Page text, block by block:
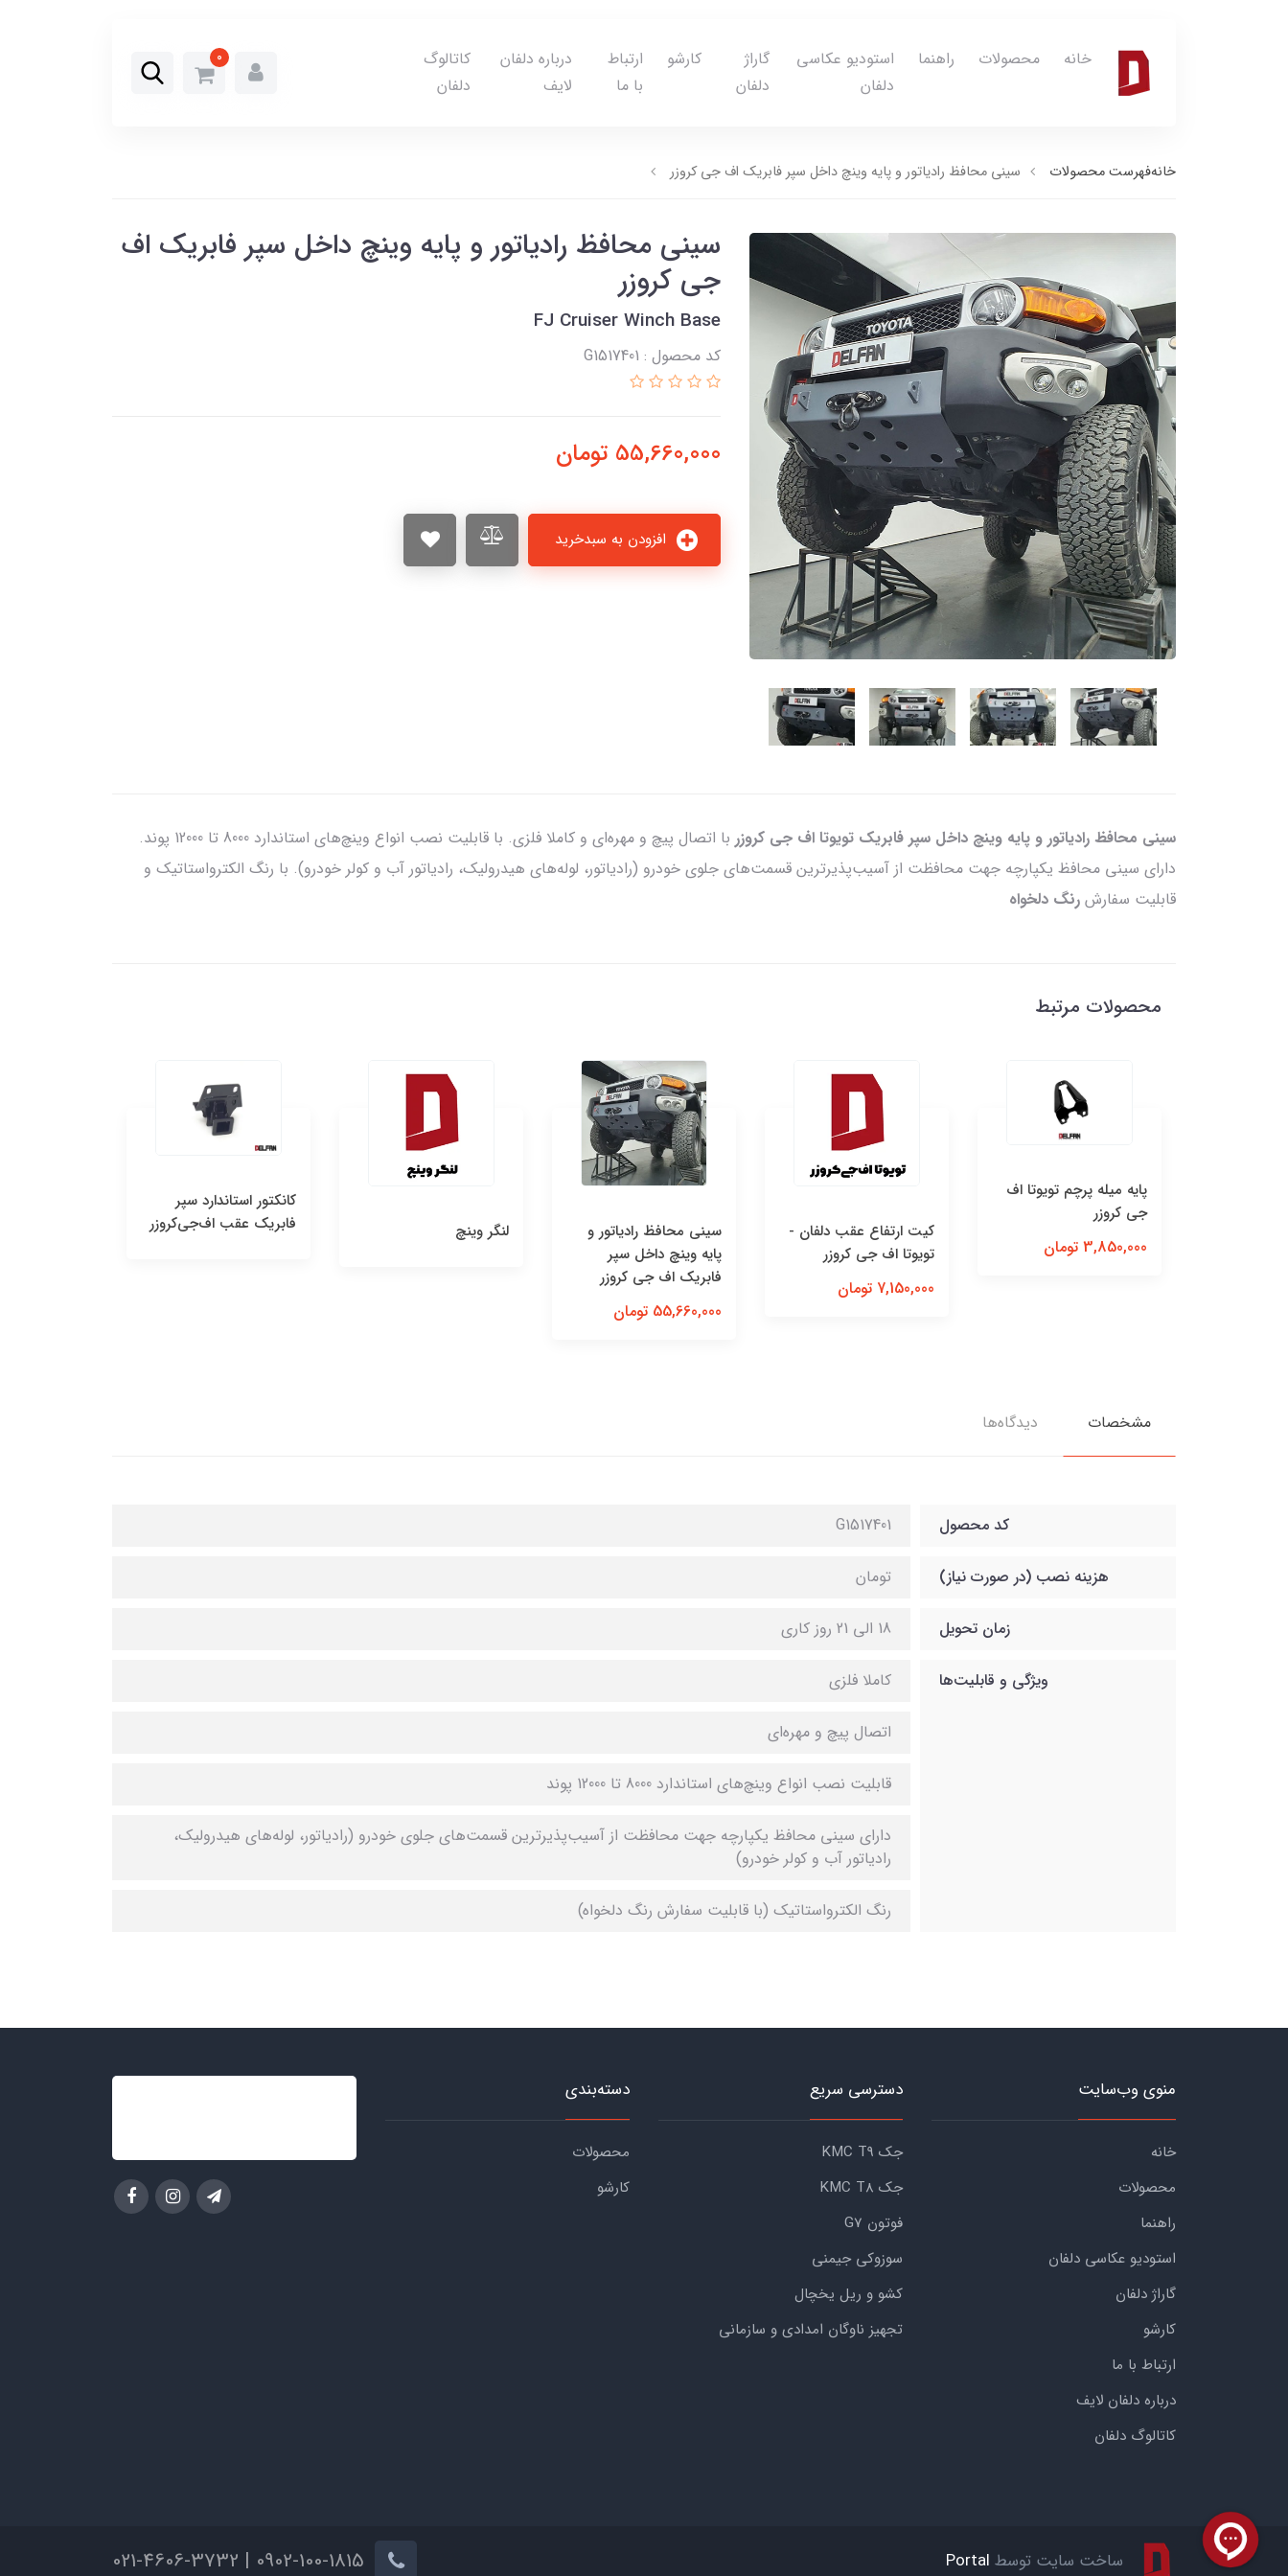
خانه محصولات راهنما
استودیو عکاسی
دلفان
گاراژ
دلفان
کارشو
ارتباط
با ما
درباره دلفان
لایف
کاتالوگ
دلفان
0
خانهفهرست محصولات سینی محافظ رادیاتور و پایه وینچ داخل سپر فابریک اف جی کروزر
سینی محافظ رادیاتور و پایه وینچ داخل سپر فابریک اف
جی کروزر
FJ Cruiser Winch Base
کد محصول : G1517401
55,660,000 تومان
سینی محافظ رادیاتور و پایه وینچ داخل سپر فابریک تویوتا اف جی کروزر
با اتصال پیچ و مهره‌ای و کاملا فلزی. با قابلیت نصب انواع وینچ‌های استاندارد 8000 تا 12000 پوند.
دارای سینی محافظ یکپارچه جهت محافظت از آسیب‌پذیرترین قسمت‌های جلوی خودرو (رادیاتور، لوله‌های هیدرولیک، رادیاتور آب و کولر خودرو). با رنگ الکترواستاتیک و
قابلیت سفارش رنگ دلخواه
محصولات مرتبط
پایه میله پرچم تویوتا اف
جی کروزر
3,850,000 تومان
کیت ارتفاع عقب دلفان -
تویوتا اف جی کروزر
7,150,000 تومان
سینی محافظ رادیاتور و
پایه وینچ داخل سپر
فابریک اف جی کروزر
55,660,000 تومان
لنگر وینچ
كانكتور استاندارد سپر
فابریک عقب اف‌جی‌کروزر
مشخصات دیدگاه‌ها
کد محصول G1517401
هزینه نصب (در صورت نیاز) تومان
زمان تحویل 18 الی 21 روز کاری
ویژگی و قابلیت‌ها کاملا فلزی
اتصال پیچ و مهره‌ای
قابلیت نصب انواع وینچ‌های استاندارد 8000 تا 12000 پوند
دارای سینی محافظ یکپارچه جهت محافظت از آسیب‌پذیرترین قسمت‌های جلوی خودرو (رادیاتور، لوله‌های هیدرولیک،
رادیاتور آب و کولر خودرو)
رنگ الکترواستاتیک (با قابلیت سفارش رنگ دلخواه)
منوی وب‌سایت
خانه
محصولات
راهنما
استودیو عکاسی دلفان
گاراژ دلفان
کارشو
ارتباط با ما
درباره دلفان لایف
کاتالوگ دلفان
دسترسی سریع
جک KMC T9
جک KMC T8
فوتون G7
سوزوکی جیمنی
کشو و ریل یخچال
تجهیز ناوگان امدادی و سازمانی
دسته‌بندی
محصولات
کارشو
ساخت سایت توسط Portal